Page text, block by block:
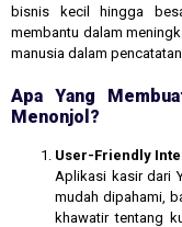
bisnis kecil hingga
membantu dalam
manusia dalam
Apa Yang
Menonjol?
User-Friendly
Aplikasi kasir dari
mudah dipahami,
khawatir tentang